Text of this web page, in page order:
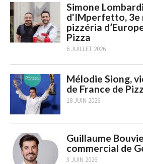
Simone
d'IMperfetto, 3e
pizzéria
Pizza
6 JUILLET 2026
Mélodie Siong,
de France de
18 JUIN 2026
Guillaume
commercial de
3 JUIN 2026